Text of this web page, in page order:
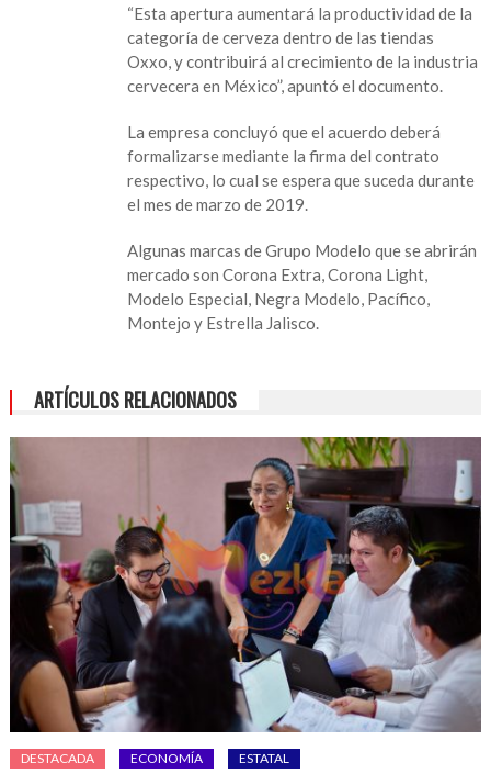
“Esta apertura aumentará la productividad de la
categoría de cerveza dentro de las tiendas
Oxxo, y contribuirá al crecimiento de la industria
cervecera en México”, apuntó el documento.
La empresa concluyó que el acuerdo deberá
formalizarse mediante la firma del contrato
respectivo, lo cual se espera que suceda durante
el mes de marzo de 2019.
Algunas marcas de Grupo Modelo que se abrirán
mercado son Corona Extra, Corona Light,
Modelo Especial, Negra Modelo, Pacífico,
Montejo y Estrella Jalisco.
ARTÍCULOS RELACIONADOS
DESTACADA ECONOMÍA ESTATAL